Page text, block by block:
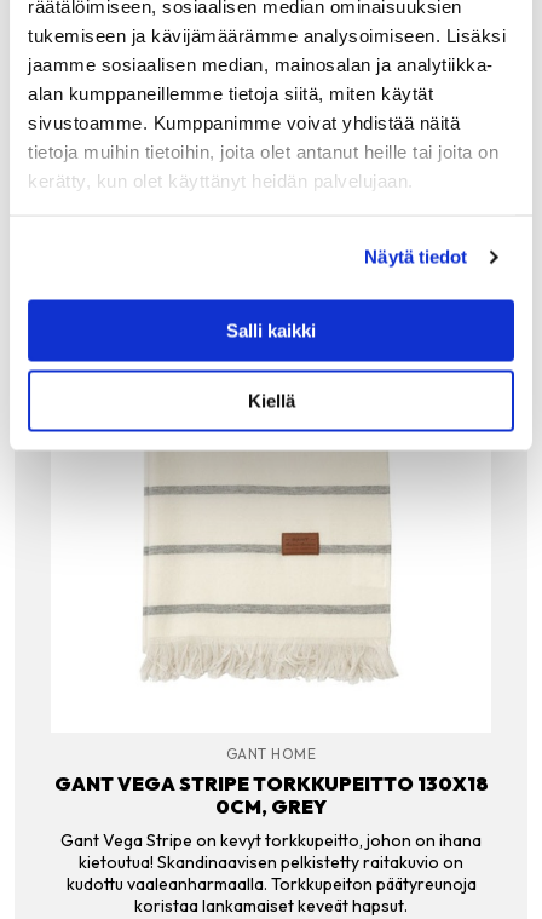
räätälöimiseen, sosiaalisen median ominaisuuksien
tukemiseen ja kävijämäärämme analysoimiseen. Lisäksi
jaamme sosiaalisen median, mainosalan ja analytiikka-
alan kumppaneillemme tietoja siitä, miten käytät
sivustoamme. Kumppanimme voivat yhdistää näitä
tietoja muihin tietoihin, joita olet antanut heille tai joita on
kerätty, kun olet käyttänyt heidän palvelujaan.
Näytä tiedot
Salli kaikki
Kiellä
49.50€
LISÄÄ OSTOSKORIIN
GANT HOME
GANT VEGA STRIPE TORKKUPEITTO 130X18
0CM, GREY
Gant Vega Stripe on kevyt torkkupeitto, johon on ihana
kietoutua! Skandinaavisen pelkistetty raitakuvio on
kudottu vaaleanharmaalla. Torkkupeiton päätyreunoja
koristaa lankamaiset keveät hapsut.